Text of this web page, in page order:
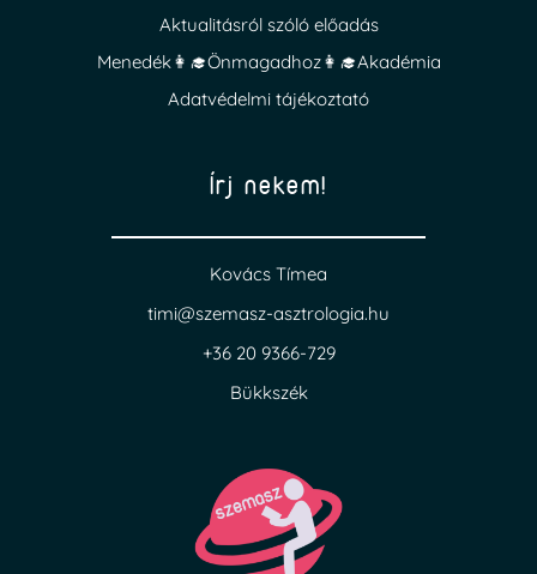
Aktualitásról szóló előadás
Menedék👩‍🎓Önmagadhoz👩‍🎓Akadémia
Adatvédelmi tájékoztató
Írj nekem!
Kovács Tímea
timi@szemasz-asztrologia.hu
+36 20 9366-729
Bükkszék